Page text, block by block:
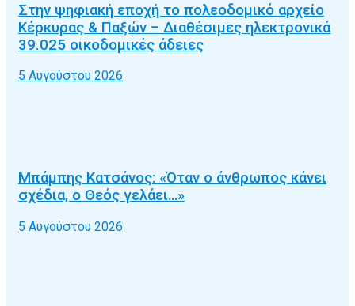
Στην ψηφιακή εποχή το πολεοδομικό αρχείο
Κέρκυρας & Παξών – Διαθέσιμες ηλεκτρονικά
39.025 οικοδομικές άδειες
5 Αυγούστου 2026
Μπάμπης Κατσάνος: «Όταν ο άνθρωπος κάνει
σχέδια, ο Θεός γελάει…»
5 Αυγούστου 2026